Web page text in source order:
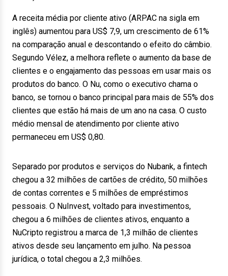
A receita média por cliente ativo (ARPAC na sigla em
inglês) aumentou para US$ 7,9, um crescimento de 61%
na comparação anual e descontando o efeito do câmbio.
Segundo Vélez, a melhora reflete o aumento da base de
clientes e o engajamento das pessoas em usar mais os
produtos do banco. O Nu, como o executivo chama o
banco, se tornou o banco principal para mais de 55% dos
clientes que estão há mais de um ano na casa. O custo
médio mensal de atendimento por cliente ativo
permaneceu em US$ 0,80.
Separado por produtos e serviços do Nubank, a fintech
chegou a 32 milhões de cartões de crédito, 50 milhões
de contas correntes e 5 milhões de empréstimos
pessoais. O NuInvest, voltado para investimentos,
chegou a 6 milhões de clientes ativos, enquanto a
NuCripto registrou a marca de 1,3 milhão de clientes
ativos desde seu lançamento em julho. Na pessoa
jurídica, o total chegou a 2,3 milhões.